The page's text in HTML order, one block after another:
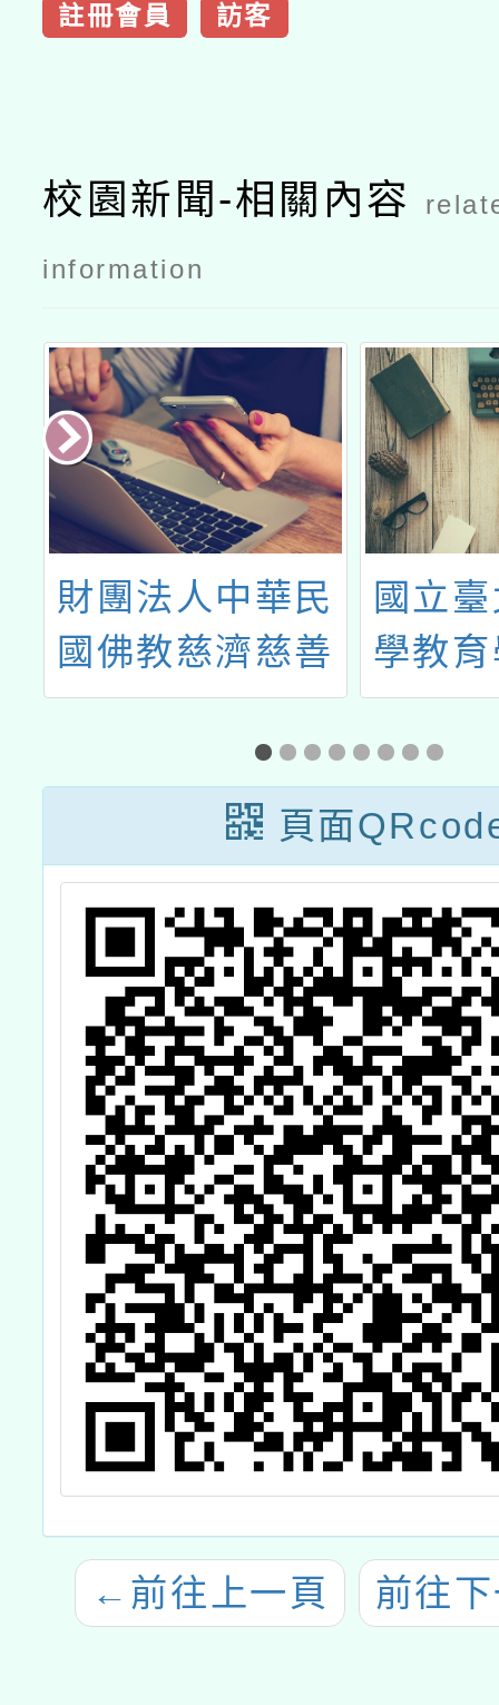
註冊會員 訪客
校園新聞-相關內容
information
財團法人中華民
國佛教慈濟慈善
事業基金會辦理
「教師心靈成長
營」
國立
學教
育創
士班
教育
115學
入學
頁面
← 前往上一頁 前往